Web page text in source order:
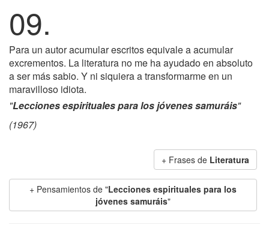
09.
Para un autor acumular escritos equivale a acumular
excrementos. La literatura no me ha ayudado en absoluto
a ser más sabio. Y ni siquiera a transformarme en un
maravilloso idiota.
"Lecciones espirituales para los jóvenes samuráis"
(1967)
+ Frases de Literatura
+ Pensamientos de "Lecciones espirituales para los
jóvenes samuráis"